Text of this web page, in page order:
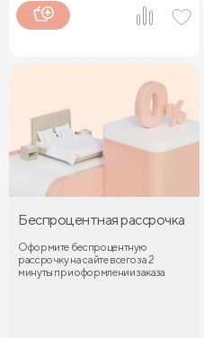
Беспроцентная рассрочка
Оформите беспроцентную
рассрочку на сайте всего за 2
минуты при оформлении заказа